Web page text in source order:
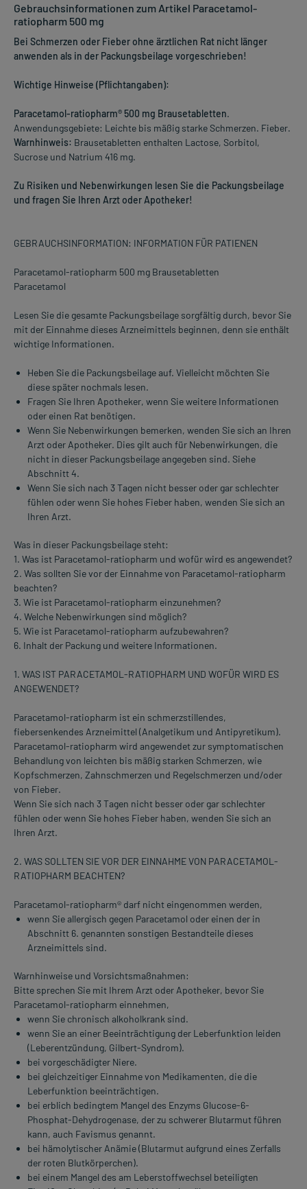
Gebrauchsinformationen zum Artikel Paracetamol-
ratiopharm 500 mg
Bei Schmerzen oder Fieber ohne ärztlichen Rat nicht länger
anwenden als in der Packungsbeilage vorgeschrieben!
Wichtige Hinweise (Pflichtangaben):
Paracetamol-ratiopharm® 500 mg Brausetabletten.
Anwendungsgebiete: Leichte bis mäßig starke Schmerzen. Fieber.
Warnhinweis: Brausetabletten enthalten Lactose, Sorbitol,
Sucrose und Natrium 416 mg.
Zu Risiken und Nebenwirkungen lesen Sie die Packungsbeilage
und fragen Sie Ihren Arzt oder Apotheker!
GEBRAUCHSINFORMATION: INFORMATION FÜR PATIENEN
Paracetamol-ratiopharm 500 mg Brausetabletten
Paracetamol
Lesen Sie die gesamte Packungsbeilage sorgfältig durch, bevor Sie
mit der Einnahme dieses Arzneimittels beginnen, denn sie enthält
wichtige Informationen.
Heben Sie die Packungsbeilage auf. Vielleicht möchten Sie
diese später nochmals lesen.
Fragen Sie Ihren Apotheker, wenn Sie weitere Informationen
oder einen Rat benötigen.
Wenn Sie Nebenwirkungen bemerken, wenden Sie sich an Ihren
Arzt oder Apotheker. Dies gilt auch für Nebenwirkungen, die
nicht in dieser Packungsbeilage angegeben sind. Siehe
Abschnitt 4.
Wenn Sie sich nach 3 Tagen nicht besser oder gar schlechter
fühlen oder wenn Sie hohes Fieber haben, wenden Sie sich an
Ihren Arzt.
Was in dieser Packungsbeilage steht:
1. Was ist Paracetamol-ratiopharm und wofür wird es angewendet?
2. Was sollten Sie vor der Einnahme von Paracetamol-ratiopharm
beachten?
3. Wie ist Paracetamol-ratiopharm einzunehmen?
4. Welche Nebenwirkungen sind möglich?
5. Wie ist Paracetamol-ratiopharm aufzubewahren?
6. Inhalt der Packung und weitere Informationen.
1. WAS IST PARACETAMOL-RATIOPHARM UND WOFÜR WIRD ES
ANGEWENDET?
Paracetamol-ratiopharm ist ein schmerzstillendes,
fiebersenkendes Arzneimittel (Analgetikum und Antipyretikum).
Paracetamol-ratiopharm wird angewendet zur symptomatischen
Behandlung von leichten bis mäßig starken Schmerzen, wie
Kopfschmerzen, Zahnschmerzen und Regelschmerzen und/oder
von Fieber.
Wenn Sie sich nach 3 Tagen nicht besser oder gar schlechter
fühlen oder wenn Sie hohes Fieber haben, wenden Sie sich an
Ihren Arzt.
2. WAS SOLLTEN SIE VOR DER EINNAHME VON PARACETAMOL-
RATIOPHARM BEACHTEN?
Paracetamol-ratiopharm® darf nicht eingenommen werden,
wenn Sie allergisch gegen Paracetamol oder einen der in
Abschnitt 6. genannten sonstigen Bestandteile dieses
Arzneimittels sind.
Warnhinweise und Vorsichtsmaßnahmen:
Bitte sprechen Sie mit Ihrem Arzt oder Apotheker, bevor Sie
Paracetamol-ratiopharm einnehmen,
wenn Sie chronisch alkoholkrank sind.
wenn Sie an einer Beeinträchtigung der Leberfunktion leiden
(Leberentzündung, Gilbert-Syndrom).
bei vorgeschädigter Niere.
bei gleichzeitiger Einnahme von Medikamenten, die die
Leberfunktion beeinträchtigen.
bei erblich bedingtem Mangel des Enzyms Glucose-6-
Phosphat-Dehydrogenase, der zu schwerer Blutarmut führen
kann, auch Favismus genannt.
bei hämolytischer Anämie (Blutarmut aufgrund eines Zerfalls
der roten Blutkörperchen).
bei einem Mangel des am Leberstoffwechsel beteiligten